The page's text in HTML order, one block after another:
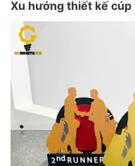
Xu hướng thiết kế